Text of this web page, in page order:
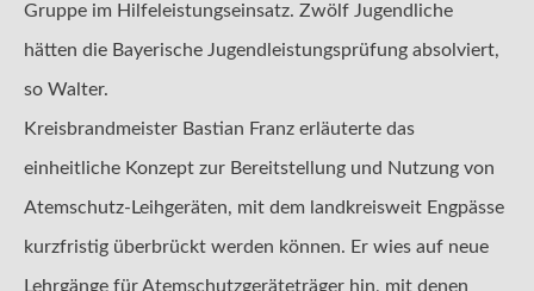
Gruppe im Hilfeleistungseinsatz. Zwölf Jugendliche
hätten die Bayerische Jugendleistungsprüfung absolviert,
so Walter.
Kreisbrandmeister Bastian Franz erläuterte das
einheitliche Konzept zur Bereitstellung und Nutzung von
Atemschutz-Leihgeräten, mit dem landkreisweit Engpässe
kurzfristig überbrückt werden können. Er wies auf neue
Lehrgänge für Atemschutzgeräteträger hin, mit denen